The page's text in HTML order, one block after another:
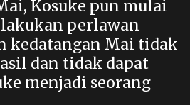
Kosuke pun mulai
perlawan
kedatangan Mai tidak
dan tidak dapat
menjadi seorang